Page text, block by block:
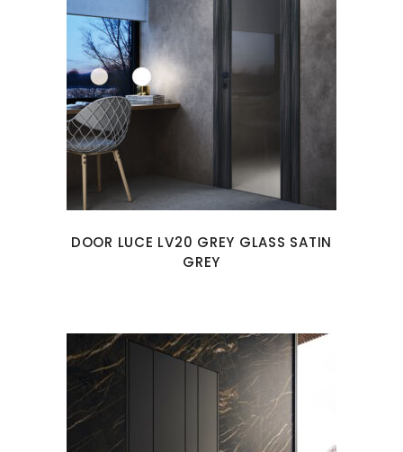
DOOR LUCE LV20 GREY GLASS SATIN
GREY